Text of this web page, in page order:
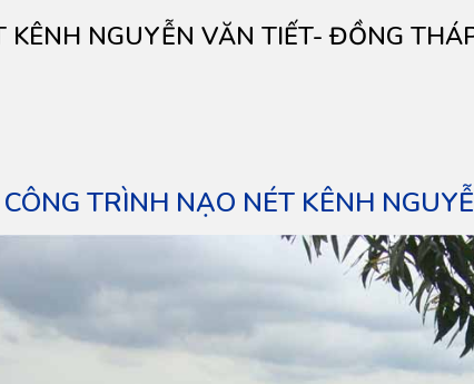
KÊNH NGUYỄN VĂN TIẾT- ĐỒNG
TRÌNH NẠO NÉT KÊNH